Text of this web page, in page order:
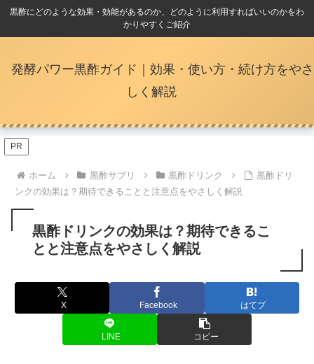
黒酢にどのような効果・効能があるのか、どのように利用すればいいのかをわ
かりやすくご紹介
発酵パワー黒酢ガイド｜効果・使い方・続け方をやさ
しく解説
PR
ホーム 黒酢サプリ 黒酢ドリンク
黒酢ドリ
ンクの効果は？期待できることと注意点をやさしく解説
黒酢ドリンクの効果は？期待できるこ
とと注意点をやさしく解説
X Facebook はてブ
LINE コピー